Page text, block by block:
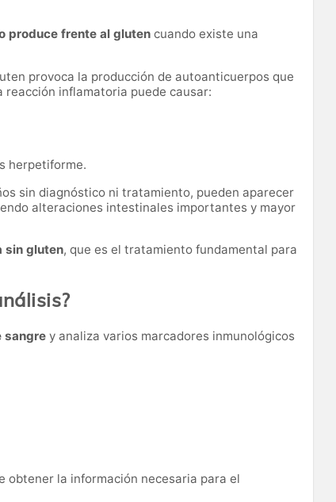
produce frente al gluten cuando existe una
provoca la producción de autoanticuerpos que
inflamatoria puede causar:
herpetiforme.
sin diagnóstico ni tratamiento, pueden aparecer
alteraciones intestinales importantes y mayor
sin gluten, que es el tratamiento fundamental para
sangre y analiza varios marcadores inmunológicos
obtener la información necesaria para el